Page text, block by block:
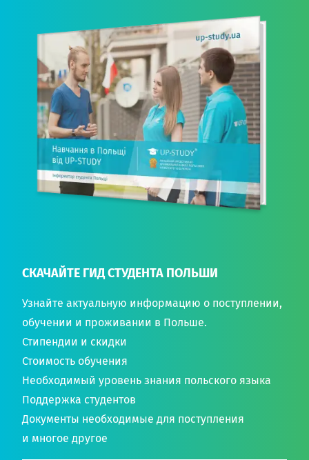
СКАЧАЙТЕ ГИД СТУДЕНТА ПОЛЬШИ
Узнайте актуальную информацию о поступлении,
обучении и проживании в Польше.
Стипендии и скидки
Стоимость обучения
Необходимый уровень знания польского языка
Поддержка студентов
Документы необходимые для поступления
и многое другое